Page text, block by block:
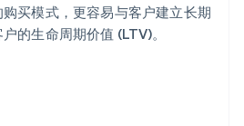
买模式，更容易与客户建立长期
的生命周期价值 (LTV)。